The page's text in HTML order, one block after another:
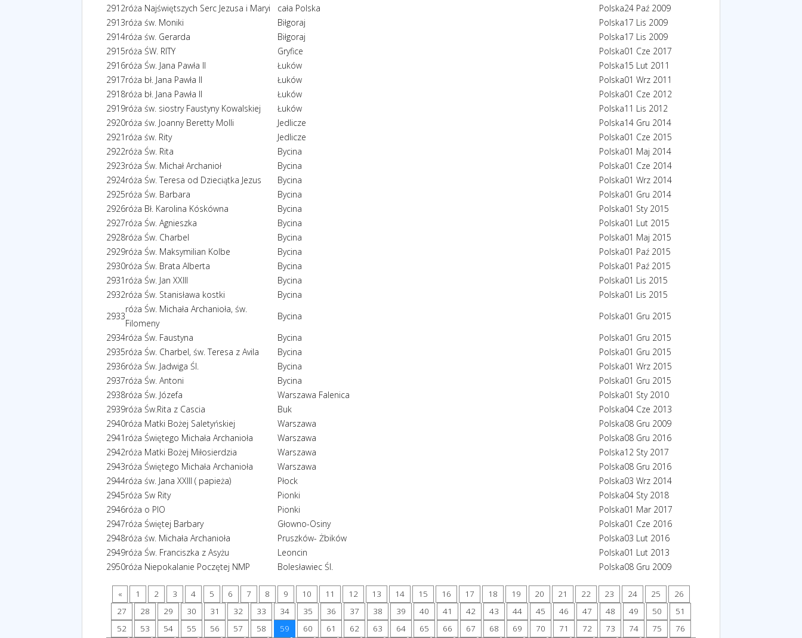
2912róża Najświętszych Serc Jezusa i Maryi cała Polska Polska24 Paź 2009
2913róża św. Moniki Biłgoraj Polska17 Lis 2009
2914róża św. Gerarda Biłgoraj Polska17 Lis 2009
2915róża ŚW. RITY Gryfice Polska01 Cze 2017
2916róża Św. Jana Pawła II Łuków Polska15 Lut 2011
2917róża bł. Jana Pawła II Łuków Polska01 Wrz 2011
2918róża bł. Jana Pawła II Łuków Polska01 Cze 2012
2919róża św. siostry Faustyny Kowalskiej Łuków Polska11 Lis 2012
2920róża św. Joanny Beretty Molli Jedlicze Polska14 Gru 2014
2921 róża św. Rity Jedlicze Polska01 Cze 2015
2922róża Św. Rita Bycina Polska01 Maj 2014
2923róża Św. Michał Archanioł Bycina Polska01 Cze 2014
2924róża Św. Teresa od Dzieciątka Jezus Bycina Polska01 Wrz 2014
2925róża Św. Barbara Bycina Polska01 Gru 2014
2926róża Bł. Karolina Kóskówna Bycina Polska01 Sty 2015
2927róża Św. Agnieszka Bycina Polska01 Lut 2015
2928róża Św. Charbel Bycina Polska01 Maj 2015
2929róża Św. Maksymilian Kolbe Bycina Polska01 Paź 2015
2930róża Św. Brata Alberta Bycina Polska01 Paź 2015
2931 róża Św. Jan XXIII Bycina Polska01 Lis 2015
2932róża Św. Stanisława kostki Bycina Polska01 Lis 2015
2933
róża Św. Michała Archanioła, św.
Filomeny
Bycina Polska01 Gru 2015
2934róża Św. Faustyna Bycina Polska01 Gru 2015
2935róża Św. Charbel, św. Teresa z Avila Bycina Polska01 Gru 2015
2936róża Św. Jadwiga Śl. Bycina Polska01 Wrz 2015
2937róża Św. Antoni Bycina Polska01 Gru 2015
2938róża Św. Józefa Warszawa Falenica Polska01 Sty 2010
2939róża Św.Rita z Cascia Buk Polska04 Cze 2013
2940róża Matki Bożej Saletyńskiej Warszawa Polska08 Gru 2009
2941 róża Świętego Michała Archanioła Warszawa Polska08 Gru 2016
2942róża Matki Bożej Miłosierdzia Warszawa Polska12 Sty 2017
2943róża Świętego Michała Archanioła Warszawa Polska08 Gru 2016
2944róża św. Jana XXIII ( papieża) Płock Polska03 Wrz 2014
2945róża Sw Rity Pionki Polska04 Sty 2018
2946róża o PIO Pionki Polska01 Mar 2017
2947róża Świętej Barbary Głowno-Osiny Polska01 Cze 2016
2948róża św. Michała Archanioła Pruszków- Żbików Polska03 Lut 2016
2949róża Św. Franciszka z Asyżu Leoncin Polska01 Lut 2013
2950róża Niepokalanie Poczętej NMP Bolesławiec Śl. Polska08 Gru 2009
« 1 2 3 4 5 6 7 8 9 10 11 12 13 14 15 16 17 18 19 20 21 22 23 24 25
26
27
28 29 30 31 32 33 34 35 36 37 38 39 40 41 42 43 44 45 46 47 48 49 50
51
52
53 54 55 56 57 58 59 60 61 62 63 64 65 66 67 68 69 70 71 72 73 74 75 76